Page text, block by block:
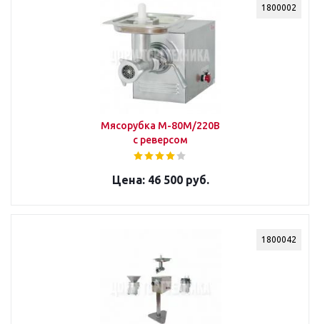
1800002
Мясорубка М-80М/220В
с реверсом
46 500 руб.
1800042